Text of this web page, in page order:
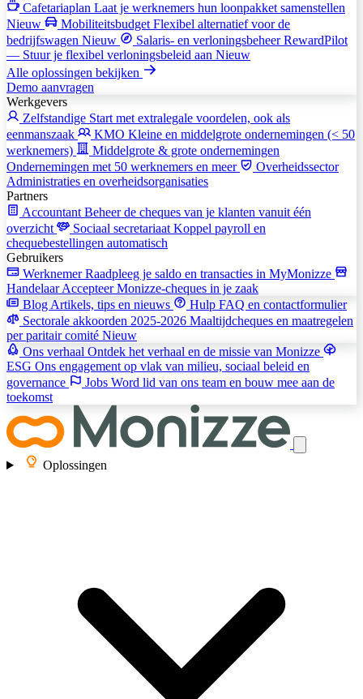
Cafetariaplan Laat je werknemers hun loonpakket samenstellen
Nieuw
Mobiliteitsbudget Flexibel alternatief voor de
bedrijfswagen Nieuw Salaris- en verloningsbeheerRewardPilot
— Stuur je flexibel verloningsbeleid aan Nieuw
Alle oplossingen bekijken
Demo aanvragen
Werkgevers
Zelfstandige Start met extralegale voordelen, ook als
eenmanszaak
KMO Kleine en middelgrote ondernemingen (< 50
werknemers)
Middelgrote & grote ondernemingen
Ondernemingen met 50 werknemers en meer
Overheidssector
Administraties en overheidsorganisaties
Partners
Accountant Beheer de cheques van je klanten vanuit één
overzicht
Sociaal secretariaat Koppel payroll en
chequebestellingen automatisch
Gebruikers
WerknemerRaadpleeg je saldo en transacties in MyMonizze
HandelaarAccepteer Monizze-cheques in je zaak
Blog Artikels, tips en nieuws Hulp FAQ en contactformulier
Sectorale akkoorden 2025-2026 Maaltijdcheques en maatregelen
per paritair comité Nieuw
Ons verhaal Ontdek het verhaal en de missie van Monizze
ESG Ons engagement op vlak van milieu, sociaal beleid en
governance
Jobs Word lid van ons team en bouw mee aan de
toekomst
Oplossingen